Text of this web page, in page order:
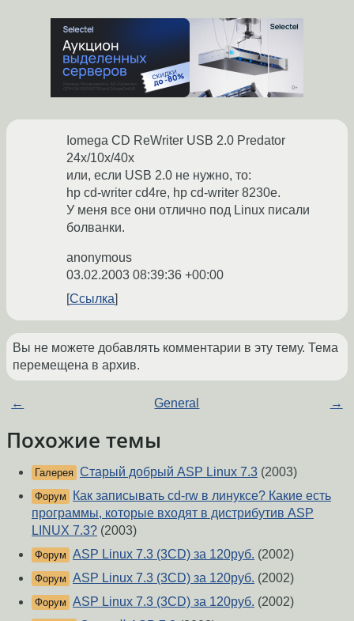
Iomega CD ReWriter USB 2.0 Predator
24x/10x/40x
или, если USB 2.0 не нужно, то:
hp cd-writer cd4re, hp cd-writer 8230e.
У меня все они отлично под Linux писали
болванки.
anonymous
03.02.2003 08:39:36 +00:00
Ссылка
Вы не можете добавлять комментарии в эту тему. Тема
перемещена в архив.
← General →
Похожие темы
Галерея Старый добрый ASP Linux 7.3 (2003)
Форум
Как записывать cd-rw в линуксе? Какие есть
программы, которые входят в дистрибутив ASP
LINUX 7.3? (2003)
Форум ASP Linux 7.3 (3CD) за 120руб. (2002)
Форум ASP Linux 7.3 (3CD) за 120руб. (2002)
Форум ASP Linux 7.3 (3CD) за 120руб. (2002)